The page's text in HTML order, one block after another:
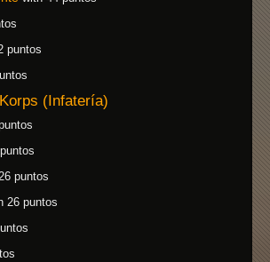
puntos
(Infatería)
puntos
26 puntos